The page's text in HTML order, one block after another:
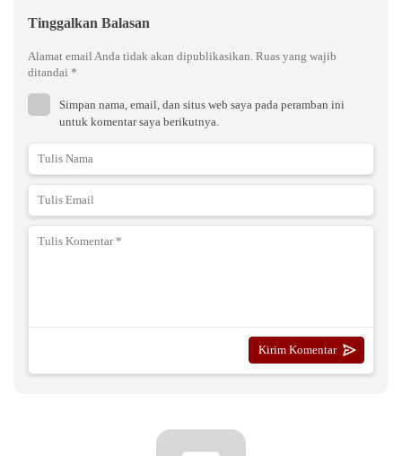
Tinggalkan Balasan
Alamat email Anda tidak akan dipublikasikan. Ruas yang wajib
ditandai *
Simpan nama, email, dan situs web saya pada peramban ini
untuk komentar saya berikutnya.